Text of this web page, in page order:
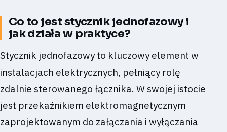
Co to jest stycznik jednofazowy i
jak działa w praktyce?
Stycznik jednofazowy to kluczowy element w
instalacjach elektrycznych, pełniący rolę
zdalnie sterowanego łącznika. W swojej istocie
jest przekaźnikiem elektromagnetycznym
zaprojektowanym do załączania i wyłączania